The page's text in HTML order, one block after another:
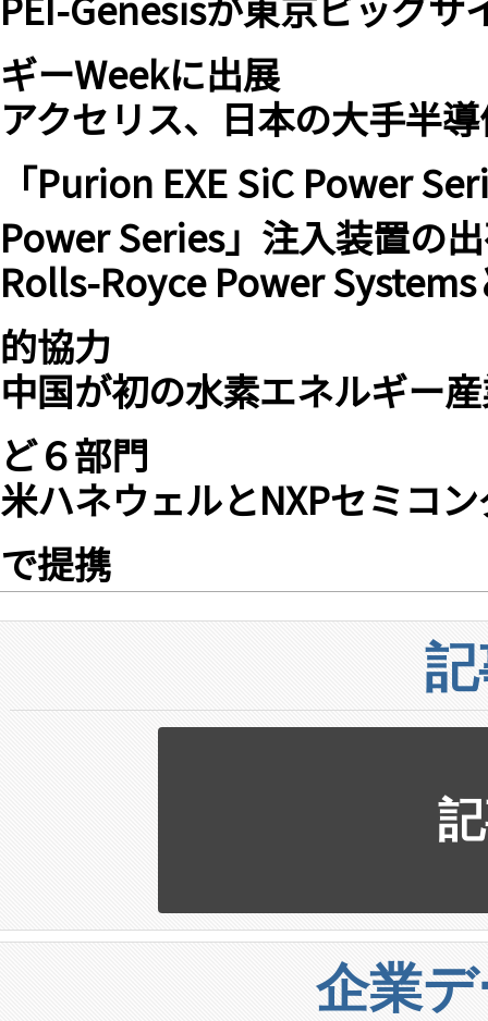
ギーWeekに出展
アクセリス、日本の大手半
「Purion EXE SiC Power
Power Series」注入装置の
Rolls-Royce Power Systems
的協力
中国が初の水素エネルギー
ど６部門
米ハネウェルとNXPセミコ
で提携
企業